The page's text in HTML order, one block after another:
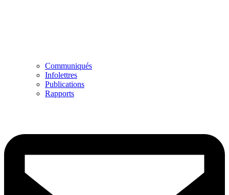
Communiqués
Infolettres
Publications
Rapports